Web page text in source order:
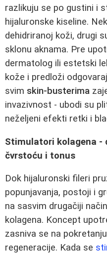
razlikuju se po gustini i
hijaluronske kiseline.
dehidriranoj koži, drugi
sklonu aknama. Pre
dermatolog ili estetski
kože i predloži
svim skin-busterima
invazivnost - ubodi su
neželjeni efekti retki i
Stimulatori kolagena -
čvrstoću i tonus
Dok hijaluronski fileri
popunjavanja, postoji i
na sasvim drugačiji
kolagena. Koncept
zasniva se na
regeneracije. Kada se